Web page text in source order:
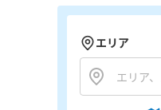
エリア